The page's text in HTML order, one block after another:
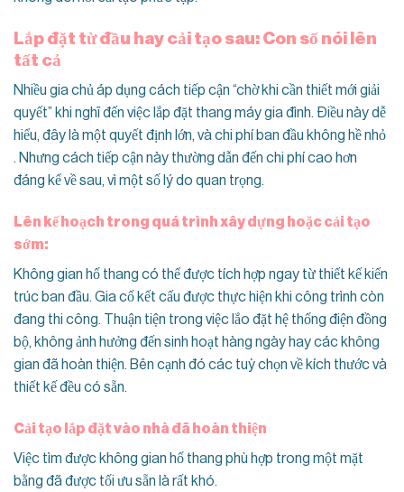
Lắp đặt từ đầu hay cải tạo sau: Con số nói lên
tất cả
Nhiều gia chủ áp dụng cách tiếp cận “chờ khi cần thiết mới giải
quyết” khi nghĩ đến việc lắp đặt thang máy gia đình. Điều này dễ
hiểu, đây là một quyết định lớn, và chi phí ban đầu không hề nhỏ
. Nhưng cách tiếp cận này thường dẫn đến chi phí cao hơn
đáng kể về sau, vì một số lý do quan trọng.
Lên kế hoạch trong quá trình xây dựng hoặc cải tạo
sớm:
Không gian hố thang có thể được tích hợp ngay từ thiết kế kiến
trúc ban đầu. Gia cố kết cấu được thực hiện khi công trình còn
đang thi công. Thuận tiện trong việc lắo đặt hệ thống điện đồng
bộ, không ảnh hưởng đến sinh hoạt hàng ngày hay các không
gian đã hoàn thiện. Bên cạnh đó các tuỳ chọn về kích thước và
thiết kế đều có sẵn.
Cải tạo lắp đặt vào nhà đã hoàn thiện
Việc tìm được không gian hố thang phù hợp trong một mặt
bằng đã được tối ưu sẵn là rất khó.